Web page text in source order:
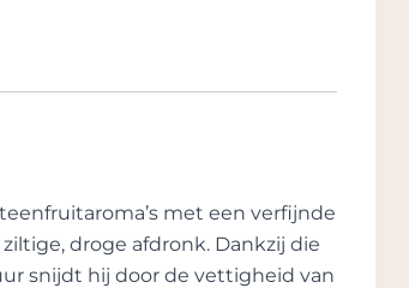
internationaal hoog (en
met een verfijnde
droge afdronk. Dankzij die
snijdt hij door de vettigheid van